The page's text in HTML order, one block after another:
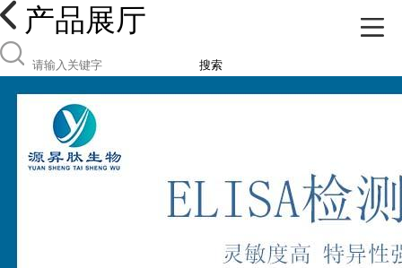
产品展厅
搜索